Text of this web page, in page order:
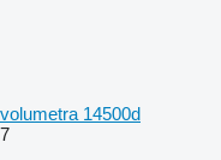
volumetra 14500d
7